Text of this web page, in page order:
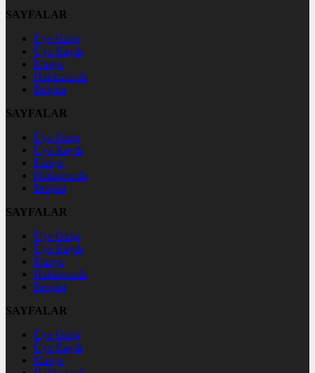
SAYFALAR
Üye Girişi
Üye Kaydı
Künye
Hakkımızda
İletişim
SAYFALAR
Üye Girişi
Üye Kaydı
Künye
Hakkımızda
İletişim
SAYFALAR
Üye Girişi
Üye Kaydı
Künye
Hakkımızda
İletişim
SAYFALAR
Üye Girişi
Üye Kaydı
Künye